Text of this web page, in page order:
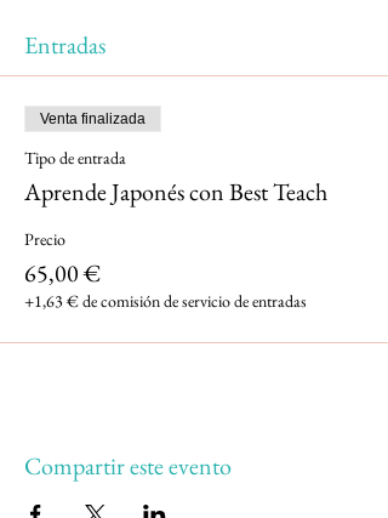
Entradas
Venta finalizada
Tipo de entrada
Aprende Japonés con Best Teach
Precio
65,00 €
+1,63 € de comisión de servicio de entradas
Compartir este evento